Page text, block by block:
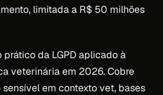
limitada a R$ 50 milhões
prático da LGPD aplicado à
veterinária em 2026. Cobre
em contexto vet, bases